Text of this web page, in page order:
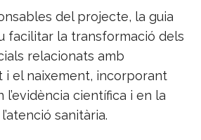
del projecte, la guia
facilitar la transformació dels
relacionats amb
i el naixement, incorporant
científica i en la
sanitària.